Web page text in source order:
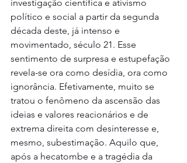
investigação científica e ativismo
político e social a partir da segunda
década deste, já intenso e
movimentado, século 21. Esse
sentimento de surpresa e estupefação
revela-se ora como desídia, ora como
ignorância. Efetivamente, muito se
tratou o fenômeno da ascensão das
ideias e valores reacionários e de
extrema direita com desinteresse e,
mesmo, subestimação. Aquilo que,
após a hecatombe e a tragédia da